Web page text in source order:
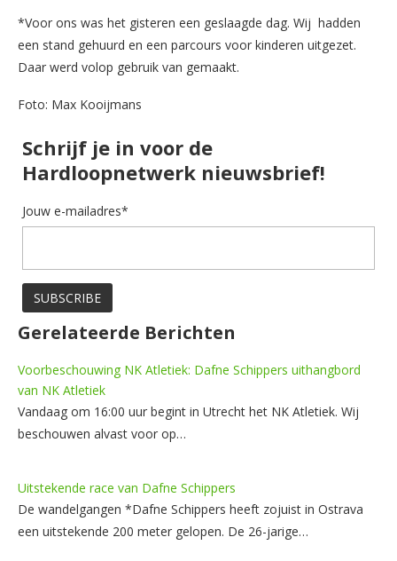
*Voor ons was het gisteren een geslaagde dag. Wij hadden
een stand gehuurd en een parcours voor kinderen uitgezet.
Daar werd volop gebruik van gemaakt.
Foto: Max Kooijmans
Schrijf je in voor de
Hardloopnetwerk nieuwsbrief!
Jouw e-mailadres*
Gerelateerde Berichten
Voorbeschouwing NK Atletiek: Dafne Schippers uithangbord
van NK Atletiek
Vandaag om 16:00 uur begint in Utrecht het NK Atletiek. Wij
beschouwen alvast voor op…
Uitstekende race van Dafne Schippers
De wandelgangen *Dafne Schippers heeft zojuist in Ostrava
een uitstekende 200 meter gelopen. De 26-jarige…